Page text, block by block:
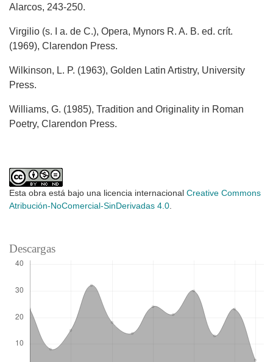
Alarcos, 243-250.
Virgilio (s. I a. de C.), Opera, Mynors R. A. B. ed. crít.
(1969), Clarendon Press.
Wilkinson, L. P. (1963), Golden Latin Artistry, University
Press.
Williams, G. (1985), Tradition and Originality in Roman
Poetry, Clarendon Press.
Esta obra está bajo una licencia internacional Creative Commons
Atribución-NoComercial-SinDerivadas 4.0.
Descargas